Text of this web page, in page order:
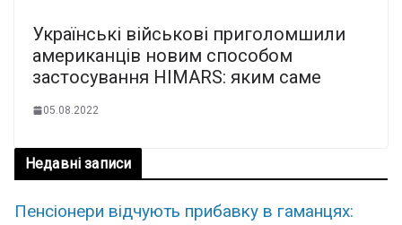
Українські військові приголомшили
американців новим способом
застосування HIMARS: яким саме
05.08.2022
Недавні записи
Пенсіонери відчують прибавку в гаманцях: